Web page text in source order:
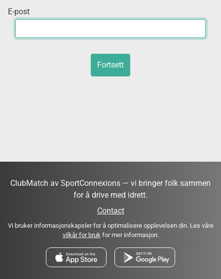
E-post
Fortsett
ClubMatch av SportConnexions — vi bringer folk sammen
for å drive med idrett.
Contact
Vi bruker informasjonskapsler for å optimalisere opplevelsen din. Les våre
vilkår for brukfor mer informasjon.